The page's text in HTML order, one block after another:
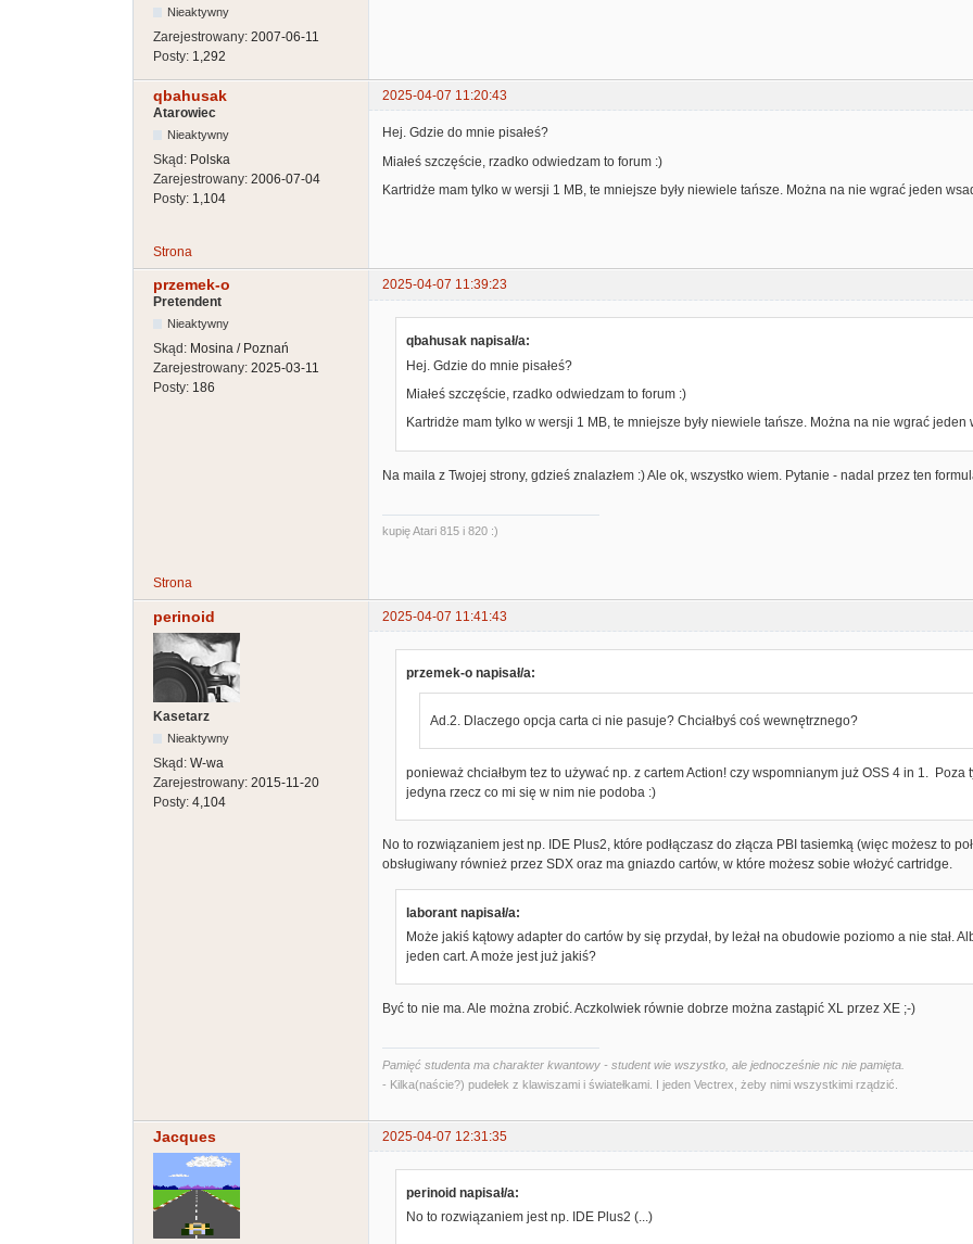
Nieaktywny
Zarejestrowany: 2007-06-11
Posty: 1,292
qbahusak
2025-04-07 11:20:43
Atarowiec
Nieaktywny
Skąd: Polska
Zarejestrowany: 2006-07-04
Posty: 1,104
Hej. Gdzie do mnie pisałeś?
Miałeś szczęście, rzadko odwiedzam to forum :)
Kartridże mam tylko w wersji 1 MB, te mniejsze były niewiele tańsze. Można na nie wgrać jeden
Strona
przemek-o
2025-04-07 11:39:23
Pretendent
Nieaktywny
Skąd: Mosina / Poznań
Zarejestrowany: 2025-03-11
Posty: 186
qbahusak napisał/a:
Hej. Gdzie do mnie pisałeś?
Miałeś szczęście, rzadko odwiedzam to forum :)
Kartridże mam tylko w wersji 1 MB, te mniejsze były niewiele tańsze. Można na nie wgrać jeden
Na maila z Twojej strony, gdzieś znalazłem :) Ale ok, wszystko wiem. Pytanie - nadal przez ten
kupię Atari 815 i 820 :)
Strona
perinoid 2025-04-07 11:41:43
Kasetarz
Nieaktywny
Skąd: W-wa
Zarejestrowany: 2015-11-20
Posty: 4,104
przemek-o napisał/a:
Ad.2. Dlaczego opcja carta ci nie pasuje? Chciałbyś coś wewnętrznego?
ponieważ chciałbym tez to używać np. z cartem Action! czy wspomnianym już OSS 4 in 1. Poza
jedyna rzecz co mi się w nim nie podoba :)
No to rozwiązaniem jest np. IDE Plus2, które podłączasz do złącza PBI tasiemką (więc możesz to
obsługiwany również przez SDX oraz ma gniazdo cartów, w które możesz sobie włożyć cartridge.
laborant napisał/a:
Może jakiś kątowy adapter do cartów by się przydał, by leżał na obudowie poziomo a nie stał.
jeden cart. A może jest już jakiś?
Być to nie ma. Ale można zrobić. Aczkolwiek równie dobrze można zastąpić XL przez XE ;-)
Pamięć studenta ma charakter kwantowy - student wie wszystko, ale jednocześnie nic nie pamięta.
- Kilka(naście?) pudełek z klawiszami i światełkami. I jeden Vectrex, żeby nimi wszystkimi rządzić.
Jacques 2025-04-07 12:31:35
perinoid napisał/a:
No to rozwiązaniem jest np. IDE Plus2 (...)